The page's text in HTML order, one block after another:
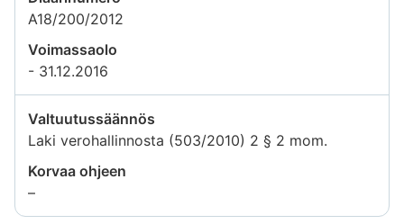
A18/200/2012
Voimassaolo
- 31.12.2016
Valtuutussäännös
Laki verohallinnosta (503/2010) 2 § 2 mom.
Korvaa ohjeen
–Tietoa
ei